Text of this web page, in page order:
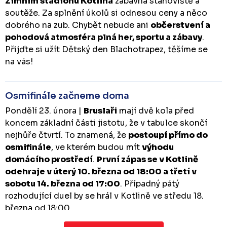
soutěže. Za splnění úkolů si odnesou ceny a něco
dobrého na zub. Chybět nebude ani občerstvení a
pohodová atmosféra plná her, sportu a zábavy.
Přijďte si užít Dětský den Blachotrapez, těšíme se
na vás!
Osmifinále začneme doma
Pondělí 23. února | Bruslaři mají dvě kola před
koncem základní části jistotu, že v tabulce skončí
nejhůře čtvrtí. To znamená, že postoupí přímo do
osmifinále, ve kterém budou mítvýhodu
domácího prostředí. První zápas se v Kotlině
odehraje v úterý 10. března od 18:00 a třetí v
sobotu 14. března od 17:00. Případný pátý
rozhodující duel by se hrál v Kotlině ve středu 18.
března od 18:00.